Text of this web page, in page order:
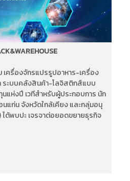
เครื่องจักรแปรรูปอาหาร-เครื่อง
ะบบคลังสินค้า-โลจิสติกส์แบบ
แห่งปี เวทีสำหรับผู้ประกอบการ นัก
แก่น จังหวัดใกล้เคียง และกลุ่มอนุ
ได้พบปะ เจรจาต่อยอดขยายธุรกิจ